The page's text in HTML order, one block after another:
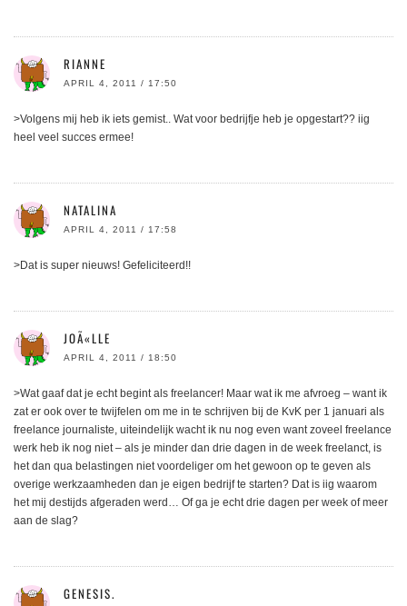
RIANNE
APRIL 4, 2011 / 17:50
>Volgens mij heb ik iets gemist.. Wat voor bedrijfje heb je opgestart?? iig
heel veel succes ermee!
NATALINA
APRIL 4, 2011 / 17:58
>Dat is super nieuws! Gefeliciteerd!!
JOÃ«LLE
APRIL 4, 2011 / 18:50
>Wat gaaf dat je echt begint als freelancer! Maar wat ik me afvroeg – want ik
zat er ook over te twijfelen om me in te schrijven bij de KvK per 1 januari als
freelance journaliste, uiteindelijk wacht ik nu nog even want zoveel freelance
werk heb ik nog niet – als je minder dan drie dagen in de week freelanct, is
het dan qua belastingen niet voordeliger om het gewoon op te geven als
overige werkzaamheden dan je eigen bedrijf te starten? Dat is iig waarom
het mij destijds afgeraden werd… Of ga je echt drie dagen per week of meer
aan de slag?
GENESIS.